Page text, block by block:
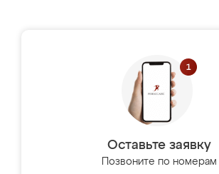
Оставьте заявку
Позвоните по номерам